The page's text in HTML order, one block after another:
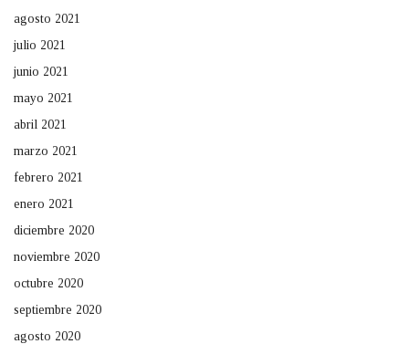
agosto 2021
julio 2021
junio 2021
mayo 2021
abril 2021
marzo 2021
febrero 2021
enero 2021
diciembre 2020
noviembre 2020
octubre 2020
septiembre 2020
agosto 2020